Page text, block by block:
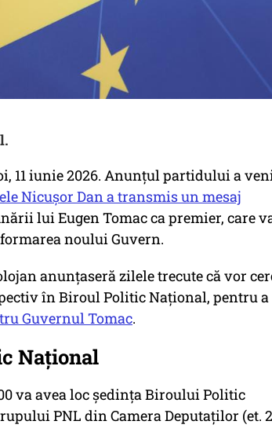
11 iunie 2026. Anunțul partidului a
Nicușor Dan a transmis un mesaj
lui Eugen Tomac ca premier, care
noului Guvern.
anunțaseră zilele trecute că vor
în Biroul Politic Național, pentru a
Guvernul Tomac.
Național
va avea loc ședința Biroului Politic
PNL din Camera Deputaților (et.